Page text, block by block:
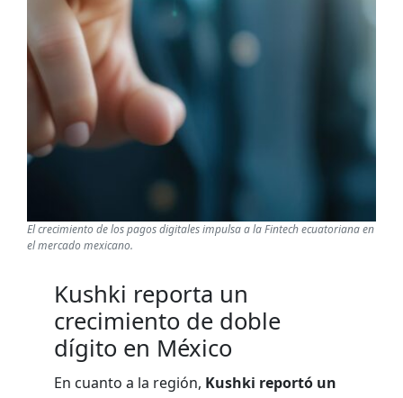
El crecimiento de los pagos digitales impulsa a la Fintech ecuatoriana en
el mercado mexicano.
Kushki reporta un
crecimiento de doble
dígito en México
En cuanto a la región, Kushki reportó un